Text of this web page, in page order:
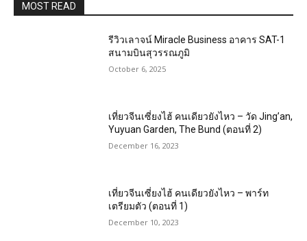
MOST READ
รีวิวเลาจน์ Miracle Business อาคาร SAT-1
สนามบินสุวรรณภูมิ
October 6, 2025
เที่ยวจีนเซี่ยงไฮ้ คนเดียวยังไหว – วัด Jing’an,
Yuyuan Garden, The Bund (ตอนที่ 2)
December 16, 2023
เที่ยวจีนเซี่ยงไฮ้ คนเดียวยังไหว – พาร์ท
เตรียมตัว (ตอนที่ 1)
December 10, 2023